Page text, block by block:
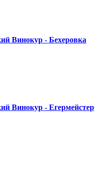
Винокур - Бехеровка
Винокур - Егермейстер